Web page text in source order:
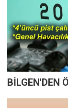
BİLGEN'DEN